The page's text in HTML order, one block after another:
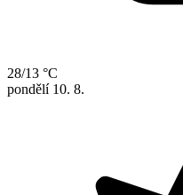
28/13 °C
pondělí 10. 8.